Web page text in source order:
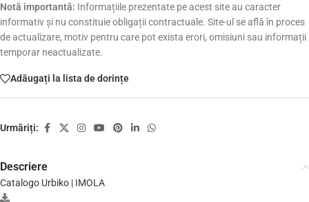
Notă importantă: Informațiile prezentate pe acest site au caracter
informativ și nu constituie obligații contractuale. Site-ul se află în proces
de actualizare, motiv pentru care pot exista erori, omisiuni sau informații
temporar neactualizate.
Adăugați la lista de dorințe
Urmăriți:
Descriere
Catalogo Urbiko | IMOLA